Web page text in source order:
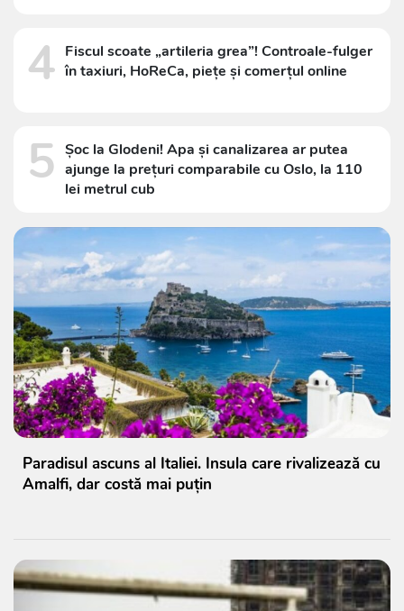
4 Fiscul scoate „artileria grea”! Controale-fulger
în taxiuri, HoReCa, piețe și comerțul online
5 Șoc la Glodeni! Apa și canalizarea ar putea
ajunge la prețuri comparabile cu Oslo, la 110
lei metrul cub
Paradisul ascuns al Italiei. Insula care rivalizează cu
Amalfi, dar costă mai puțin